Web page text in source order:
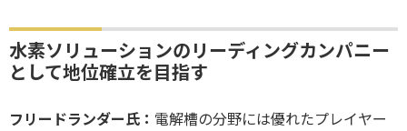
水素ソリューションのリーディングカンパニー
として地位確立を目指す
フリードランダー氏： 電解槽の分野には優れたプレイヤー